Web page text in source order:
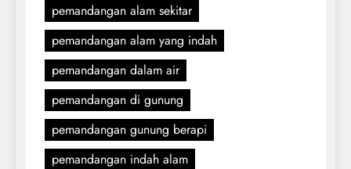
pemandangan alam sekitar
pemandangan alam yang indah
pemandangan dalam air
pemandangan di gunung
pemandangan gunung berapi
pemandangan indah alam